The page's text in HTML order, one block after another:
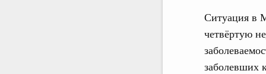
Ситуация в
четвёртую
заболевших